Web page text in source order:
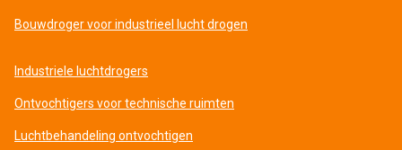
Bouwdroger voor industrieel lucht drogen
Industriele luchtdrogers
Ontvochtigers voor technische ruimten
Luchtbehandeling ontvochtigen